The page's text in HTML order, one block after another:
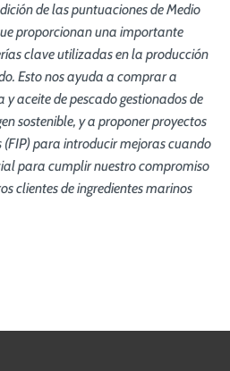
de las puntuaciones de Medio
proporcionan una importante
clave utilizadas en la producción
Esto nos ayuda a comprar a
y aceite de pescado gestionados de
sostenible, y a proponer proyectos
(FIP) para introducir mejoras cuando
para cumplir nuestro compromiso
clientes de ingredientes marinos